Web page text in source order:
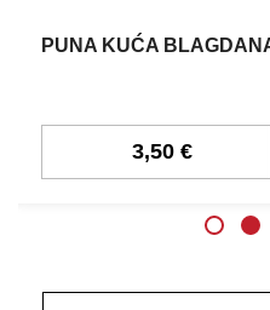
PUNA KUĆA
3,50 €